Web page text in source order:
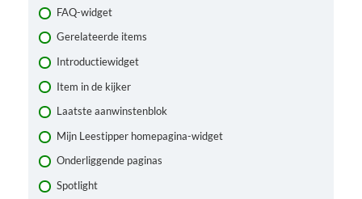
FAQ-widget
Gerelateerde items
Introductiewidget
Item in de kijker
Laatste aanwinstenblok
Mijn Leestipper homepagina-widget
Onderliggende paginas
Spotlight